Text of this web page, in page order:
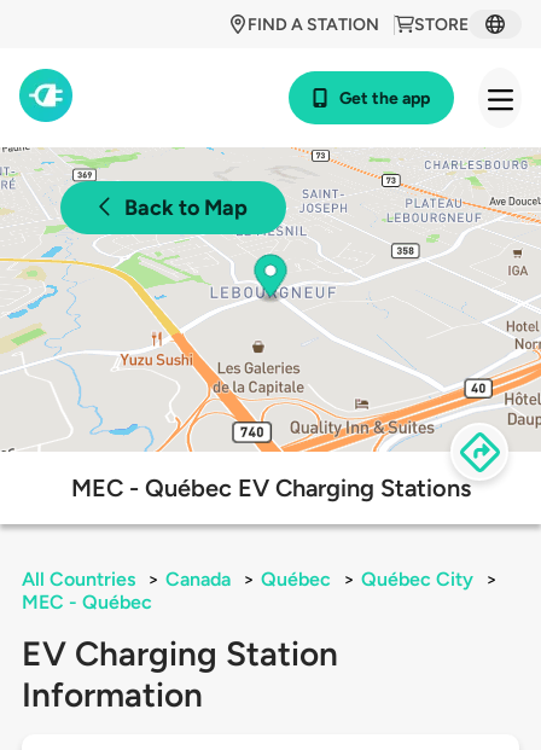
STORE
FIND A STATION
Get the app
Back to Map
MEC - Québec EV Charging Stations
All Countries > Canada > Québec > Québec City
>
MEC - Québec
EV Charging Station
Information